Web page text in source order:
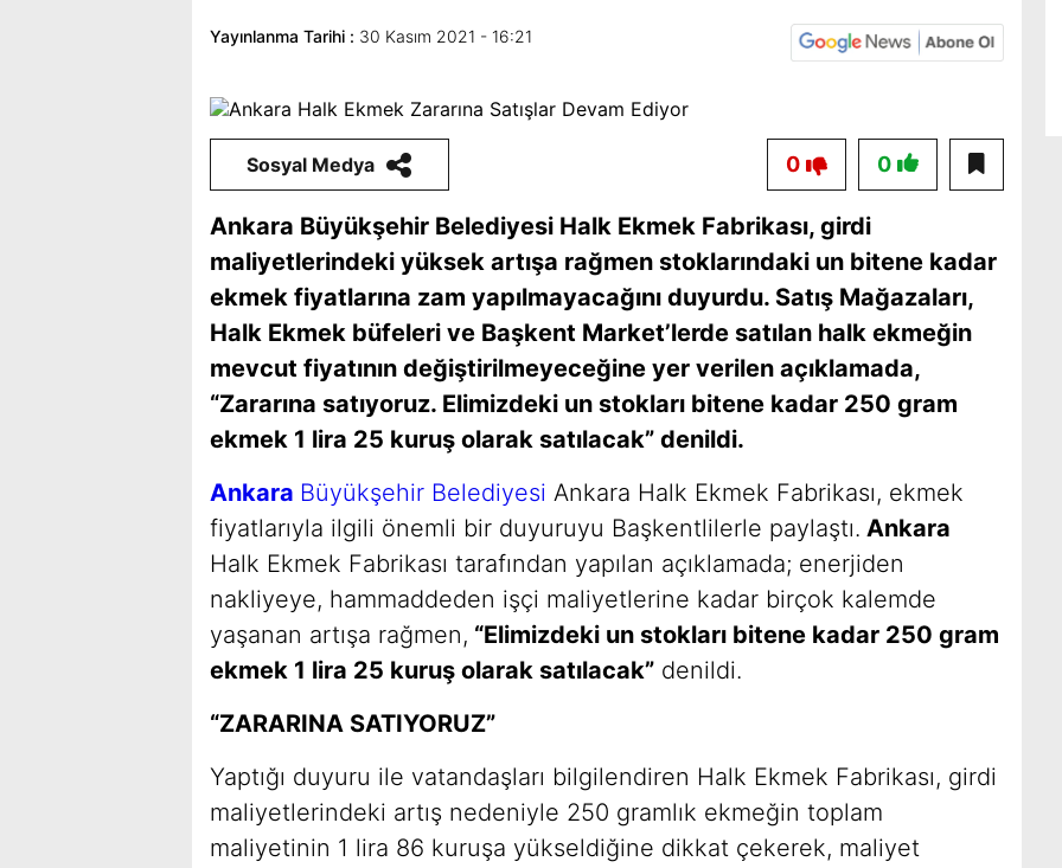
Yayınlanma Tarihi : 30 Kasım 2021 - 16:21
Sosyal Medya 0
0
Ankara Büyükşehir Belediyesi Halk Ekmek Fabrikası, girdi
maliyetlerindeki yüksek artışa rağmen stoklarındaki un bitene kadar
ekmek fiyatlarına zam yapılmayacağını duyurdu. Satış Mağazaları,
Halk Ekmek büfeleri ve Başkent Market’lerde satılan halk ekmeğin
mevcut fiyatının değiştirilmeyeceğine yer verilen açıklamada,
“Zararına satıyoruz. Elimizdeki un stokları bitene kadar 250 gram
ekmek 1 lira 25 kuruş olarak satılacak” denildi.
Ankara Büyükşehir Belediyesi Ankara Halk Ekmek Fabrikası, ekmek
fiyatlarıyla ilgili önemli bir duyuruyu Başkentlilerle paylaştı. Ankara
Halk Ekmek Fabrikası tarafından yapılan açıklamada; enerjiden
nakliyeye, hammaddeden işçi maliyetlerine kadar birçok kalemde
yaşanan artışa rağmen, “Elimizdeki un stokları bitene kadar 250 gram
ekmek 1 lira 25 kuruş olarak satılacak” denildi.
“ZARARINA SATIYORUZ”
Yaptığı duyuru ile vatandaşları bilgilendiren Halk Ekmek Fabrikası, girdi
maliyetlerindeki artış nedeniyle 250 gramlık ekmeğin toplam
maliyetinin 1 lira 86 kuruşa yükseldiğine dikkat çekerek, maliyet